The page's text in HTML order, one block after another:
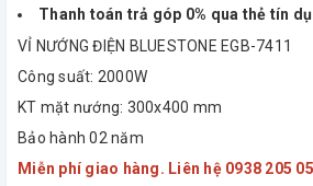
Thanh toán trả góp 0% qua thẻ tín
VỈ NƯỚNG ĐIỆN BLUESTONE EGB-7411
Công suất: 2000W
KT mặt nướng: 300x400 mm
Bảo hành 02 năm
Miễn phí giao hàng. Liên hệ 0938 205